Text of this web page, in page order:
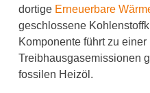
dortige Erneuerbare
geschlossene
Komponente führt zu
Treibhausgasemissionen
fossilen Heizöl.